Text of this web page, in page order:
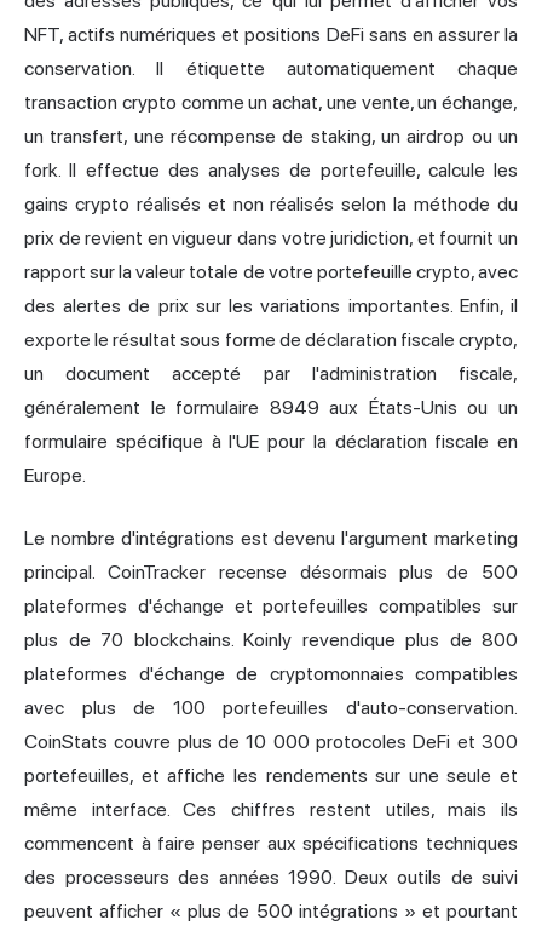
NFT, actifs numériques et positions DeFi sans en assurer la
conservation. Il étiquette automatiquement chaque
transaction crypto comme un achat, une vente, un échange,
un transfert, une récompense de staking, un airdrop ou un
fork. Il effectue des analyses de portefeuille, calcule les
gains crypto réalisés et non réalisés selon la méthode du
prix de revient en vigueur dans votre juridiction, et fournit un
rapport sur la valeur totale de votre portefeuille crypto, avec
des alertes de prix sur les variations importantes. Enfin, il
exporte le résultat sous forme de déclaration fiscale crypto,
un document accepté par l'administration fiscale,
généralement le formulaire 8949 aux États-Unis ou un
formulaire spécifique à l'UE pour la déclaration fiscale en
Europe.
Le nombre d'intégrations est devenu l'argument marketing
principal. CoinTracker recense désormais plus de 500
plateformes d'échange et portefeuilles compatibles sur
plus de 70 blockchains. Koinly revendique plus de 800
plateformes d'échange de cryptomonnaies compatibles
avec plus de 100 portefeuilles d'auto-conservation.
CoinStats couvre plus de 10 000 protocoles DeFi et 300
portefeuilles, et affiche les rendements sur une seule et
même interface. Ces chiffres restent utiles, mais ils
commencent à faire penser aux spécifications techniques
des processeurs des années 1990. Deux outils de suivi
peuvent afficher « plus de 500 intégrations » et pourtant